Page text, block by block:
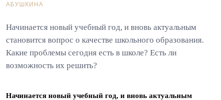
АБУШКИНА
Начинается новый учебный год, и вновь актуальным
становится вопрос о качестве школьного образования.
Какие проблемы сегодня есть в школе? Есть ли
возможность их решить?
Начинается новый учебный год, и вновь актуальным